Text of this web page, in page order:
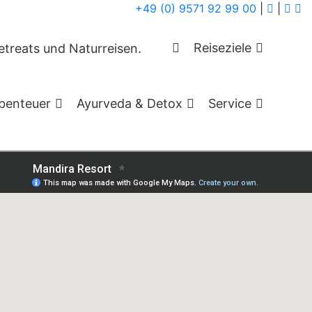
+49 (0) 9571 92 99 00
Reiseziele
Ayurveda & Detox Service